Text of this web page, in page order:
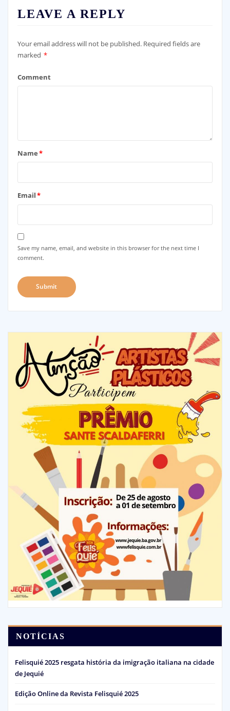
LEAVE A REPLY
Your email address will not be published. Required fields are
marked *
Comment
Name*
Email*
Save my name, email, and website in this browser for the next time I
comment.
NOTÍCIAS
Felisquié 2025 resgata história da imigração italiana na cidade
de Jequié
Edição Online da Revista Felisquié 2025